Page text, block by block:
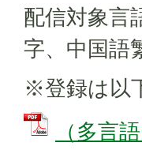
配信対象言
字、中国語
※登録は以
（多言